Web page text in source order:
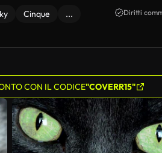
Cinque ... Diritti
CON IL CODICE"COVERR15"